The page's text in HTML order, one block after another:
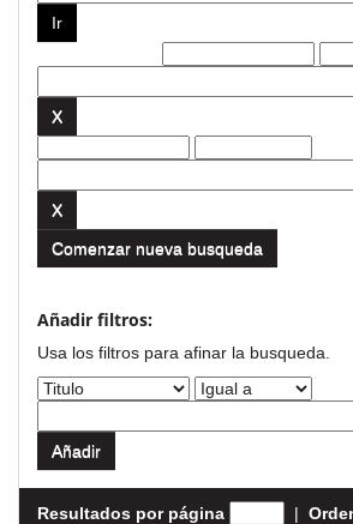
Comenzar nueva busqueda
Añadir filtros:
Usa los filtros para afinar la busqueda.
Resultados por página |